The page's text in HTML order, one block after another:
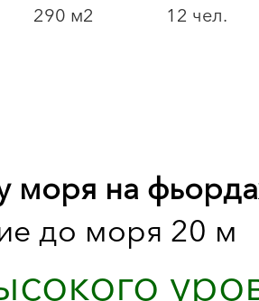
290 м2 12 чел.
моря на
до моря 20 м